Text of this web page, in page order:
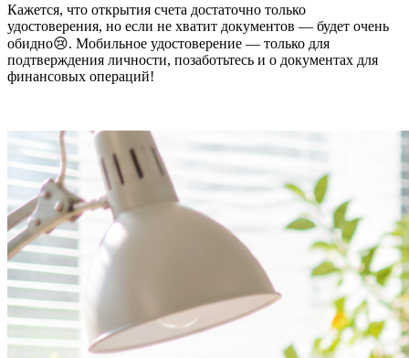
Кажется, что открытия счета достаточно только
удостоверения, но если не хватит документов — будет очень
обидно😢. Мобильное удостоверение — только для
подтверждения личности, позаботьтесь и о документах для
финансовых операций!